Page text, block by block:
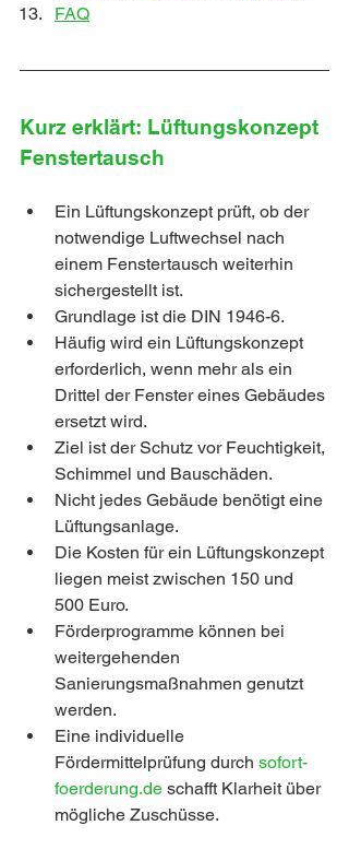
FAQ
Kurz erklärt: Lüftungskonzept
Fenstertausch
Ein Lüftungskonzept prüft, ob der
notwendige Luftwechsel nach
einem Fenstertausch weiterhin
sichergestellt ist.
Grundlage ist die DIN 1946-6.
Häufig wird ein Lüftungskonzept
erforderlich, wenn mehr als ein
Drittel der Fenster eines Gebäudes
ersetzt wird.
Ziel ist der Schutz vor Feuchtigkeit,
Schimmel und Bauschäden.
Nicht jedes Gebäude benötigt eine
Lüftungsanlage.
Die Kosten für ein Lüftungskonzept
liegen meist zwischen 150 und
500 Euro.
Förderprogramme können bei
weitergehenden
Sanierungsmaßnahmen genutzt
werden.
Eine individuelle
Fördermittelprüfung durch sofort-
foerderung.de schafft Klarheit über
mögliche Zuschüsse.